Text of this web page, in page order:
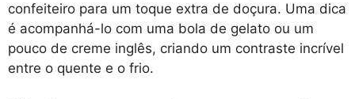
confeiteiro para um toque extra de doçura. Uma dica
é acompanhá-lo com uma bola de gelato ou um
pouco de creme inglês, criando um contraste incrível
entre o quente e o frio.